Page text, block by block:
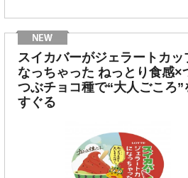
スイカバーがジェラートカッ
なっちゃった ねっとり食感×
つぶチョコ種で“大人ごころ”
すぐる